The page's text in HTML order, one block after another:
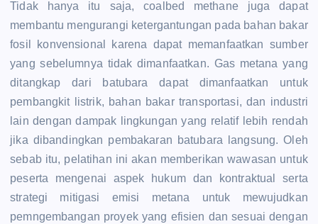
Tidak hanya itu saja, coalbed methane juga dapat
membantu mengurangi ketergantungan pada bahan bakar
fosil konvensional karena dapat memanfaatkan sumber
yang sebelumnya tidak dimanfaatkan. Gas metana yang
ditangkap dari batubara dapat dimanfaatkan untuk
pembangkit listrik, bahan bakar transportasi, dan industri
lain dengan dampak lingkungan yang relatif lebih rendah
jika dibandingkan pembakaran batubara langsung. Oleh
sebab itu, pelatihan ini akan memberikan wawasan untuk
peserta mengenai aspek hukum dan kontraktual serta
strategi mitigasi emisi metana untuk mewujudkan
pemngembangan proyek yang efisien dan sesuai dengan